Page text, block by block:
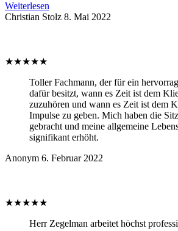
Weiterlesen
Christian Stolz 8. Mai 2022
★★★★★
Toller Fachmann, der für ein
dafür besitzt, wann es Zeit ist dem
zuzuhören und wann es Zeit ist dem
Impulse zu geben. Mich haben die
gebracht und meine allgemeine
signifikant erhöht.
Anonym 6. Februar 2022
★★★★★
Herr Zegelman arbeitet höchst